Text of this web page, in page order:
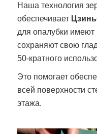
Наша технология
обеспечивает
для опалубки имеют
сохраняют свою
50-кратного
Это помогает
всей поверхности
этажа.